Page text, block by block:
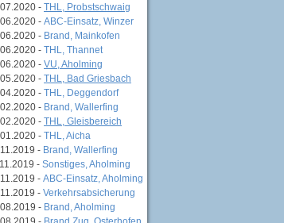
- THL, Probstschwaig
- ABC-Einsatz, Winzer
- Brand, Mainkofen
- THL, Thannet
- VU, Aholming
- THL, Bad Griesbach
- THL, Deggendorf
- Brand, Wallerfing
- THL, Gleisbereich
- THL, Aicha
- Brand, Wallerfing
- Sonstiges, Aholming
- ABC-Einsatz, Aholming
- Verkehrsabsicherung
- Brand, Aholming